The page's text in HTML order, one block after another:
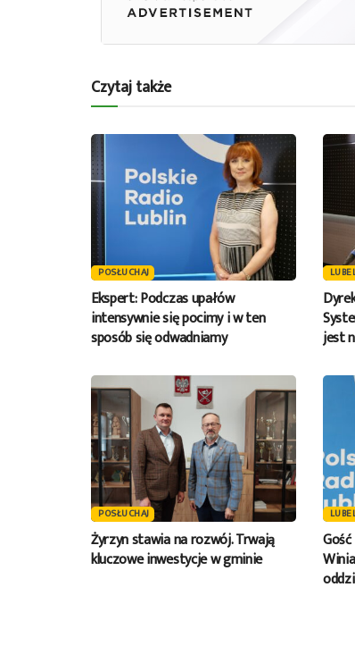
Czytaj także
POSŁUCHAJ
Ekspert: Podczas upałów
intensywnie się pocimy i w ten
sposób się odwadniamy
jest
POSŁUCHAJ
Żyrzyn stawia na rozwój. Trwają
kluczowe inwestycje w gminie